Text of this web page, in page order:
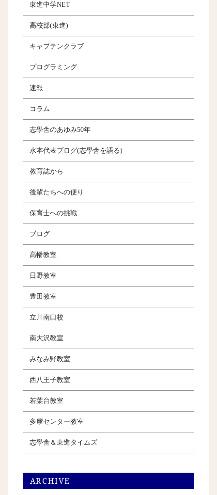
東進中学NET
高校部(東進)
キャプテンクラブ
プログラミング
速報
コラム
志學舎のあゆみ50年
水本代表ブログ(志學舎を語る)
教育誌から
後輩たちへの便り
保育士への挑戦
ブログ
高幡教室
日野教室
豊田教室
立川南口校
南大沢教室
みなみ野教室
西八王子教室
若葉台教室
多摩センター教室
志學舎＆東進タイムズ
ARCHIVE